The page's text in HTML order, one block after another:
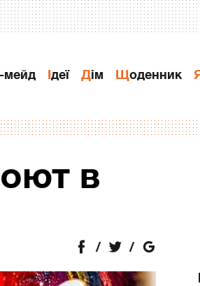
мейд Ідеї Дiм Щоденник
в